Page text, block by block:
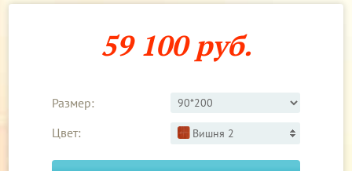
59 100 руб.
Размер:
Цвет:
Вишня 2